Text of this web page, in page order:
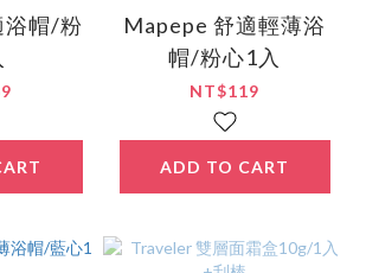
浴帽/粉
Mapepe 舒適輕薄浴
帽/粉心1入
NT$119
ADD TO CART